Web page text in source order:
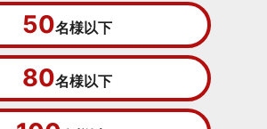
50名様以下
80名様以下